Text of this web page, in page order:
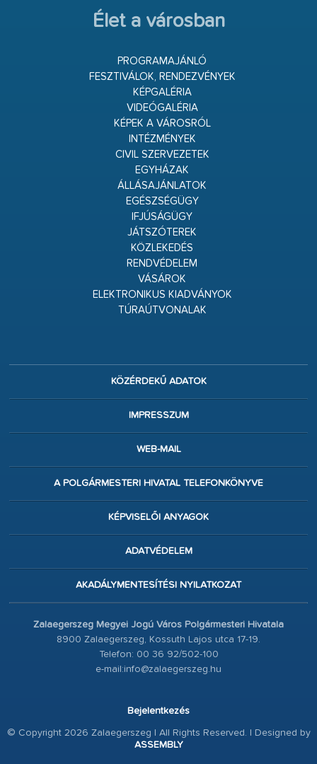
Élet a városban
PROGRAMAJÁNLÓ
FESZTIVÁLOK, RENDEZVÉNYEK
KÉPGALÉRIA
VIDEÓGALÉRIA
KÉPEK A VÁROSRÓL
INTÉZMÉNYEK
CIVIL SZERVEZETEK
EGYHÁZAK
ÁLLÁSAJÁNLATOK
EGÉSZSÉGÜGY
IFJÚSÁGÜGY
JÁTSZÓTEREK
KÖZLEKEDÉS
RENDVÉDELEM
VÁSÁROK
ELEKTRONIKUS KIADVÁNYOK
TÚRAÚTVONALAK
KÖZÉRDEKŰ ADATOK
IMPRESSZUM
WEB-MAIL
A POLGÁRMESTERI HIVATAL TELEFONKÖNYVE
KÉPVISELŐI ANYAGOK
ADATVÉDELEM
AKADÁLYMENTESÍTÉSI NYILATKOZAT
Zalaegerszeg Megyei Jogú Város Polgármesteri Hivatala
8900 Zalaegerszeg, Kossuth Lajos utca 17-19.
Telefon: 00 36 92/502-100
e-mail:info@zalaegerszeg.hu
Bejelentkezés
© Copyright 2026 Zalaegerszeg | All Rights Reserved. | Designed by
ASSEMBLY